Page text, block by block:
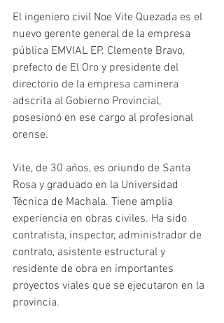
El ingeniero civil Noe Vite Quezada es el
nuevo gerente general de la empresa
pública EMVIAL EP. Clemente Bravo,
prefecto de El Oro y presidente del
directorio de la empresa caminera
adscrita al Gobierno Provincial,
posesionó en ese cargo al profesional
orense.
Vite, de 30 años, es oriundo de Santa
Rosa y graduado en la Universidad
Técnica de Machala. Tiene amplia
experiencia en obras civiles. Ha sido
contratista, inspector, administrador de
contrato, asistente estructural y
residente de obra en importantes
proyectos viales que se ejecutaron en la
provincia.